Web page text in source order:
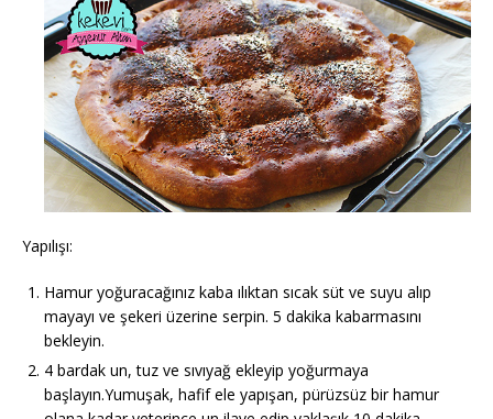
Yapılışı:
Hamur yoğuracağınız kaba ılıktan sıcak süt ve suyu alıp
mayayı ve şekeri üzerine serpin. 5 dakika kabarmasını
bekleyin.
4 bardak un, tuz ve sıvıyağ ekleyip yoğurmaya
başlayın.Yumuşak, hafif ele yapışan, pürüzsüz bir hamur